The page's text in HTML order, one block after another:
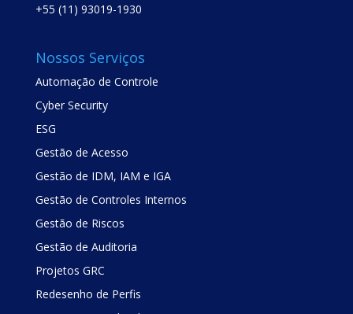
+55 (11) 93019-1930
Nossos Serviços
Automação de Controle
Cyber Security
ESG
Gestão de Acesso
Gestão de IDM, IAM e IGA
Gestão de Controles Internos
Gestão de Riscos
Gestão de Auditoria
Projetos GRC
Redesenho de Perfis